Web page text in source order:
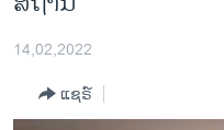
ຫາ
ຊອກ14,02,2022
ແຊຣ໌